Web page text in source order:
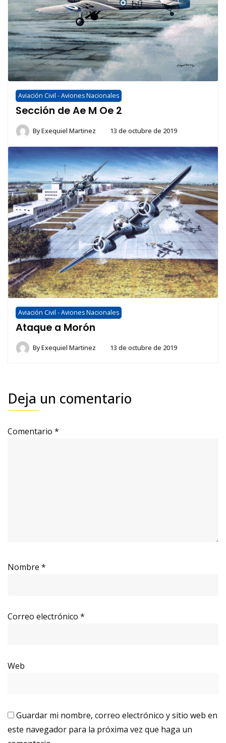
Aviación Civil - Aviones Nacionales
Sección de Ae M Oe 2
ByExequiel Martinez 13 de octubre de 2019
Aviación Civil - Aviones Nacionales
Ataque a Morón
ByExequiel Martinez 13 de octubre de 2019
Deja un comentario
Comentario *
Nombre *
Correo electrónico *
Web
Guardar mi nombre, correo electrónico y sitio web en
este navegador para la próxima vez que haga un